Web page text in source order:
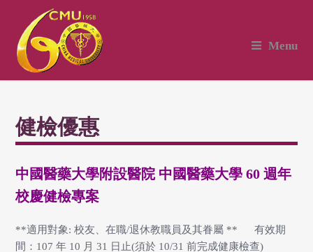
Menu
健檢優惠
中國醫藥大學附設醫院 中國醫藥大學 60 週年
校慶健檢專案
**適用對象: 校友、在職/退休教職員及其眷屬 ** 有效期
間：107 年 10 月 31 日止(須於 10/31 前完成健康檢查)